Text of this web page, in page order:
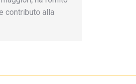
contributo alla